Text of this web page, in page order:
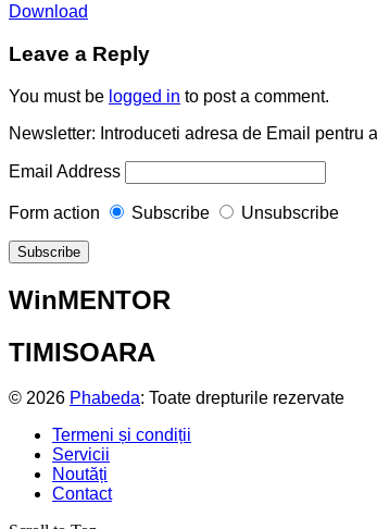
Download
Leave a Reply
You must be logged in to post a comment.
Newsletter: Introduceti adresa de Email pentru
Email Address
Form action Subscribe Unsubscribe
WinMENTOR
TIMISOARA
© 2026 Phabeda: Toate drepturile rezervate
Termeni și condiții
Servicii
Noutăți
Contact